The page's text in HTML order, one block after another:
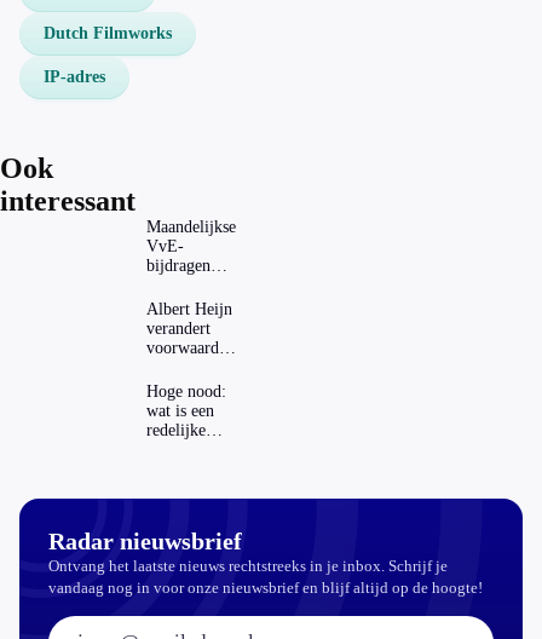
Dutch Filmworks
IP-adres
Ook
interessant
Maandelijkse
VvE-
bijdragen
dat invloed
op je
hypotheek?
Albert Heijn
verandert
voorwaarden
mag dat
zomaar?
Hoge nood:
wat is een
redelijke
Radar nieuwsbrief
Ontvang het laatste nieuws rechtstreeks in je inbox. Schrijf je
vandaag nog in voor onze nieuwsbrief en blijf altijd op de hoogte!
E-mailadres: